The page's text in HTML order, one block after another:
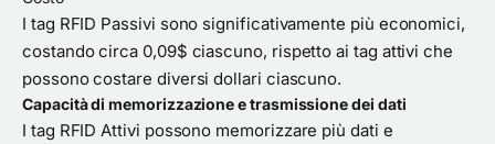
I tag RFID Passivi sono significativamente più economici,
costando circa 0,09$ ciascuno, rispetto ai tag attivi che
possono costare diversi dollari ciascuno.
Capacità di memorizzazione e trasmissione dei dati
I tag RFID Attivi possono memorizzare più dati e